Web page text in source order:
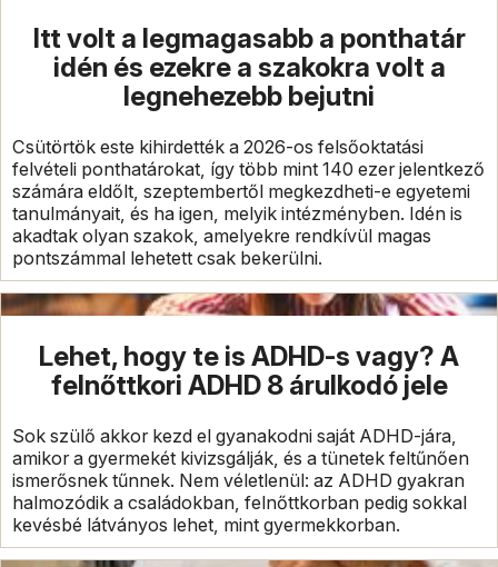
Itt volt a legmagasabb a ponthatár
idén és ezekre a szakokra volt a
legnehezebb bejutni
Csütörtök este kihirdették a 2026-os felsőoktatási
felvételi ponthatárokat, így több mint 140 ezer jelentkező
számára eldőlt, szeptembertől megkezdheti-e egyetemi
tanulmányait, és ha igen, melyik intézményben. Idén is
akadtak olyan szakok, amelyekre rendkívül magas
pontszámmal lehetett csak bekerülni.
Lehet, hogy te is ADHD-s vagy? A
felnőttkori ADHD 8 árulkodó jele
Sok szülő akkor kezd el gyanakodni saját ADHD-jára,
amikor a gyermekét kivizsgálják, és a tünetek feltűnően
ismerősnek tűnnek. Nem véletlenül: az ADHD gyakran
halmozódik a családokban, felnőttkorban pedig sokkal
kevésbé látványos lehet, mint gyermekkorban.